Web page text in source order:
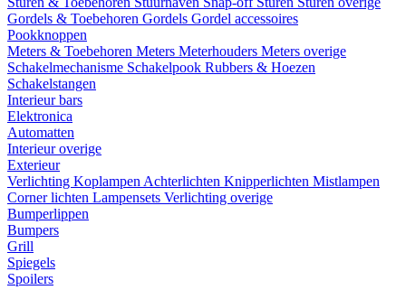
Gordels & Toebehoren Gordels Gordel accessoires
Pookknoppen
Meters & Toebehoren Meters Meterhouders Meters overige
Schakelmechanisme Schakelpook Rubbers & Hoezen
Schakelstangen
Interieur bars
Elektronica
Automatten
Interieur overige
Exterieur
Verlichting Koplampen Achterlichten Knipperlichten Mistlampen
Corner lichten Lampensets Verlichting overige
Bumperlippen
Bumpers
Grill
Spiegels
Spoilers